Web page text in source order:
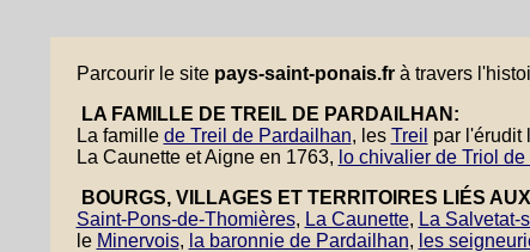
Parcourir le site pays-saint-ponais.frà travers
LA FAMILLE DE TREIL DE PARDAILHAN:
La famille de Treil de Pardailhan, les Treil par l'érudit
La Caunette et Aigne en 1763, lo chivalier de Triol
BOURGS, VILLAGES ET TERRITOIRES LIÉS
Saint-Pons-de-Thomières, La Caunette, La Salvetat-
le Minervois, la baronnie de Pardailhan, les